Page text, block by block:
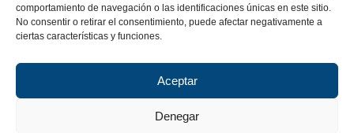
comportamiento de navegación o las identificaciones únicas en este sitio.
No consentir o retirar el consentimiento, puede afectar negativamente a
ciertas características y funciones.
Aceptar
Denegar